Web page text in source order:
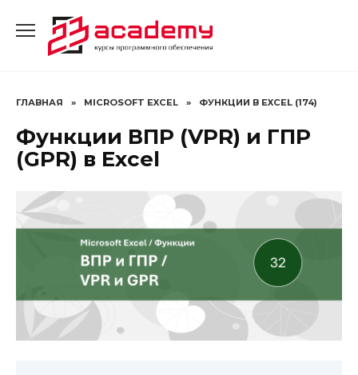
содержанию
ГЛАВНАЯ » MICROSOFT EXCEL » ФУНКЦИИ В EXCEL (174)
Функции ВПР (VPR) и ГПР
(GPR) в Excel